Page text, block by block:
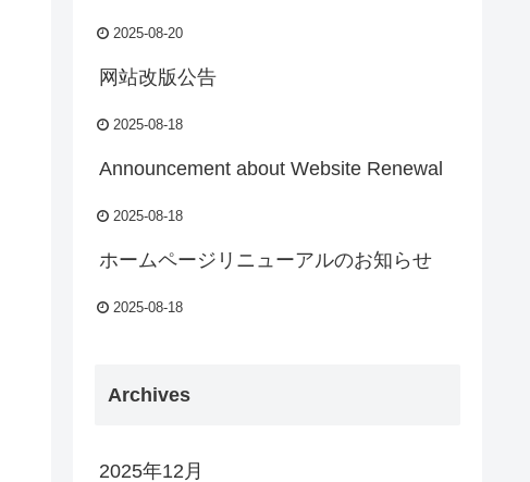
2025-08-20
网站改版公告
2025-08-18
Announcement about Website Renewal
2025-08-18
ホームページリニューアルのお知らせ
2025-08-18
Archives
2025年12月